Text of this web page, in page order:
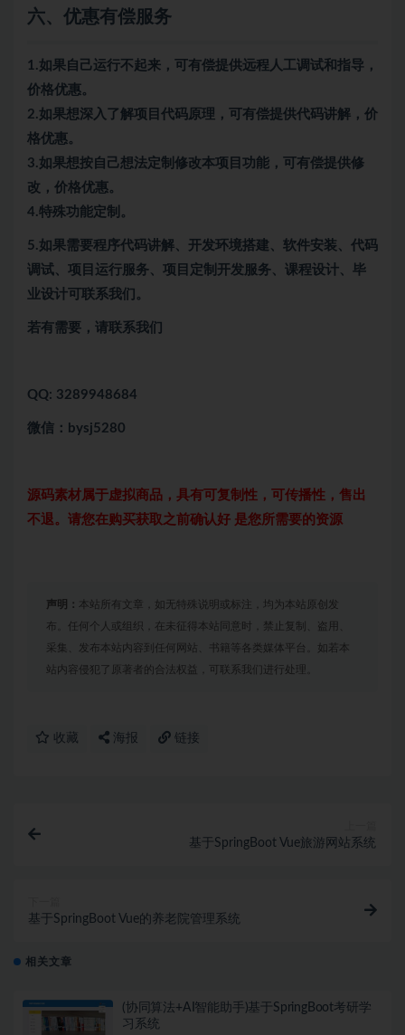
六、优惠有偿服务
1.如果自己运行不起来，可有偿提供远程人工调试和指导，
价格优惠。
2.如果想深入了解项目代码原理，可有偿提供代码讲解，价
格优惠。
3.如果想按自己想法定制修改本项目功能，可有偿提供修
改，价格优惠。
4.特殊功能定制。
5.如果需要程序代码讲解、开发环境搭建、软件安装、代码
调试、项目运行服务、项目定制开发服务、课程设计、毕
业设计可联系我们。
若有需要，请联系我们
QQ: 3289948684
微信：bysj5280
源码素材属于虚拟商品，具有可复制性，可传播性，售出
不退。请您在购买获取之前确认好 是您所需要的资源
声明： 本站所有文章，如无特殊说明或标注，均为本站原创发
布。任何个人或组织，在未征得本站同意时，禁止复制、盗用、
采集、发布本站内容到任何网站、书籍等各类媒体平台。如若本
站内容侵犯了原著者的合法权益，可联系我们进行处理。
收藏 海报 链接
基于SpringBoot Vue旅游网站系统
基于SpringBoot Vue的养老院管理系统
相关文章
(协同算法+AI智能助手)基于SpringBoot考研学
习系统